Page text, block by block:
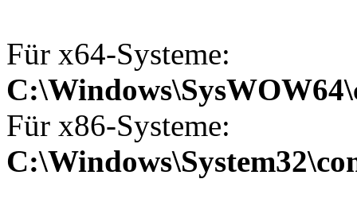
Für x64-Systeme:
Für x86-Systeme: